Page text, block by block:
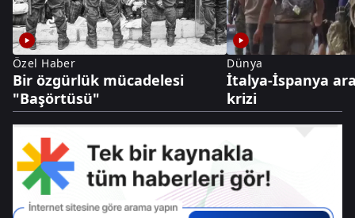
Özel Haber
Bir özgürlük mücadelesi
"Başörtüsü"
Dünya
İtalya-İspanya
krizi